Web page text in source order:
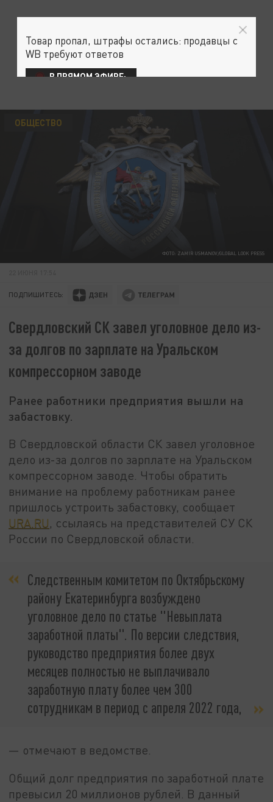
ФОТО: ZAMIR USMANOV/GLOBAL LOOK PRESS
ОБЩЕСТВО
ПОДПИШИТЕСЬ:
Свердловский СК завел уголовное дело из-
за долгов по зарплате на Уральском
компрессорном заводе
Ранее работники предприятия вышли на
забастовку.
В Свердловской области СК завел уголовное
дело из-за долгов по зарплате на Уральском
компрессорном заводе. Чтобы обратить
внимание на проблему работникам ранее
пришлось устроить забастовку, сообщает
URA.RU, ссылаясь на представителей СУ СК
России по Свердловской области.
Следственным комитетом по Октябрьскому
району Екатеринбурга возбуждено
уголовное дело по статье "Невыплата
заработной платы". По версии следствия,
руководство предприятия более двух
месяцев полностью не выплачивало
заработную плату более чем 300
сотрудникам в период с апреля 2022 года,
— отмечают в ведомстве.
Общий долг предприятия по заработной плате
превысил 20 миллионов рублей. В данный
Товар пропал, штрафы остались: продавцы с
WB требуют ответов
В ПРЯМОМ ЭФИРЕ: